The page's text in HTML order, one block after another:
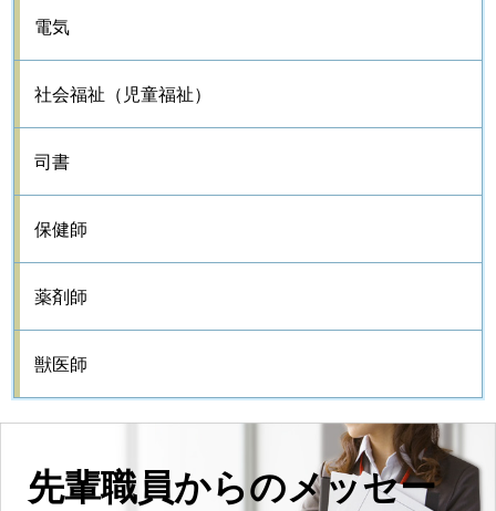
先輩職員からのメッセー
電気
社会福祉（児童福祉）
司書
保健師
薬剤師
獣医師